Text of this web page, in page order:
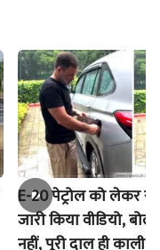
E-20 पेट्रोल को लेकर
जारी किया वीडियो,